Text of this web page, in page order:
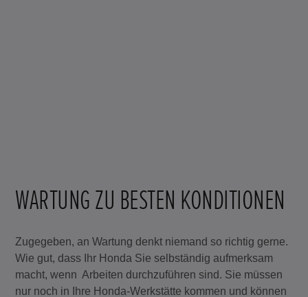
WARTUNG ZU BESTEN KONDITIONEN
Zugegeben, an Wartung denkt niemand so richtig gerne.
Wie gut, dass Ihr Honda Sie selbständig aufmerksam
macht, wenn Arbeiten durchzuführen sind. Sie müssen
nur noch in Ihre Honda-Werkstätte kommen und können